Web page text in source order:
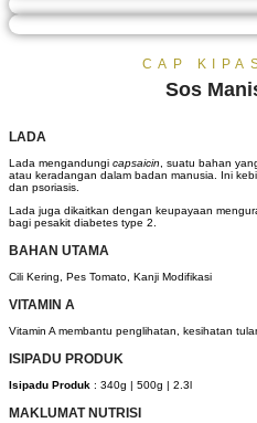
CAP
Sos
LADA
Lada mengandungi capsaicin , suatu bahan
atau keradangan dalam badan manusia. Ini
dan psoriasis.
Lada juga dikaitkan dengan keupayaan
bagi pesakit diabetes type 2.
BAHAN UTAMA
Cili Kering, Pes Tomato, Kanji Modifikasi
VITAMIN A
Vitamin A membantu penglihatan, kesihatan
ISIPADU PRODUK
Isipadu Produk : 340g | 500g | 2.3l
MAKLUMAT NUTRISI